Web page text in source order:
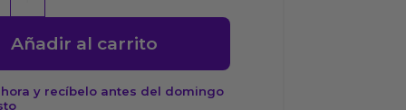
Añadir al carrito
y recíbelo antes del domingo